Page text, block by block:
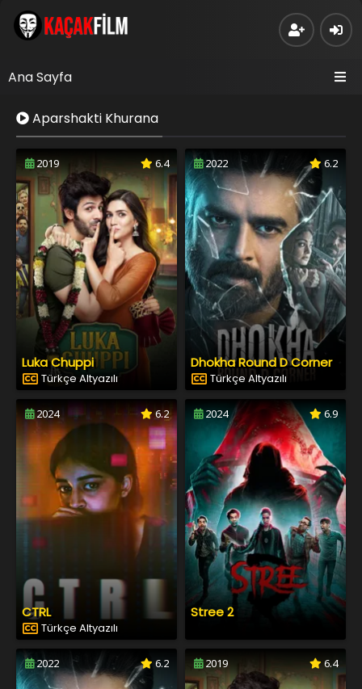
Ana Sayfa
Aparshakti Khurana
2019 6.4
Luka Chuppi
Türkçe Altyazılı
2022 6.2
Dhokha Round D Corner
Türkçe Altyazılı
2024 6.2
CTRL
Türkçe Altyazılı
2024 6.9
Stree 2
2022 6.2 2019 6.4